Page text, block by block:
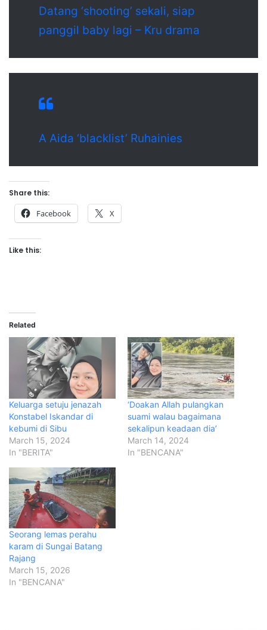
Datang ‘shooting’ sekali, siap
panggil baby lagi – Kru drama
A Aida ‘blacklist’ Ruhainies
Share this:
Facebook X
Like this:
Related
Keluarga setuju jenazah
Konstabel Iskandar di
kebumi di Sibu
March 15, 2024
In "BERITA"
‘Doakan Allah pulangkan
suami walau bagaimana
sekalipun keadaan dia’
March 14, 2024
In "BENCANA"
Seorang lemas perahu
karam di Sungai Batang
Rajang
March 15, 2026
In "BENCANA"